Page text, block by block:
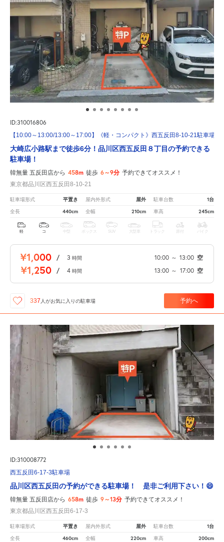
ID:310016806
【10:00～13:00/13:00～17:00】《軽・コンパクト》西五反田8-10-21駐車場
大崎広小路駅まで徒歩6分！品川区西五反田８丁目の予約できる
駐車場！
韓無量 五反田店から 458m 徒歩 6～9分 予約できてオススメ！
東京都品川区西五反田8-10-21
駐車場形式 平置き 屋内外形式 屋外 駐車台数 1台
全長 440cm 全幅 210cm 車高 245cm
軽 コ 中型 ボックス SUV 大型車 トラック 原付 バイク
¥1,000 / 3 時間 10:00 ～ 13:00 空
¥1,250 / 4 時間 13:00 ～ 17:00 空
337 人がお気に入りの駐車場 予約へ
ID:310008772
西五反田6-17-3駐車場
品川区西五反田の予約ができる駐車場！ 是非ご利用下さい！😄
韓無量 五反田店から 658m 徒歩 9～13分 予約できてオススメ！
東京都品川区西五反田6-17-3
駐車場形式 平置き 屋内外形式 屋外 駐車台数 1台
全長 460cm 全幅 220cm 車高 200cm